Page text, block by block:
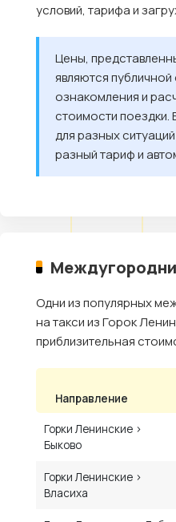
условий, тарифа и
Цены,
являются
ознакомления и
стоимости поездки.
для разных
разный тариф и
Одни из популярных
на такси из Горок
приблизительная
Направление
Горки Ленинские ›
Быково
Горки Ленинские ›
Власиха